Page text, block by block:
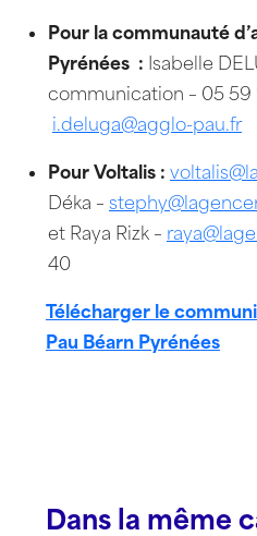
Pour la communauté
Pyrénées : Isabelle
communication – 05 59
i.deluga@agglo-pau.fr
Pour Voltalis :
Déka –
et Raya Rizk –
40
Télécharger le
Pau Béarn Pyrénées
Dans la même